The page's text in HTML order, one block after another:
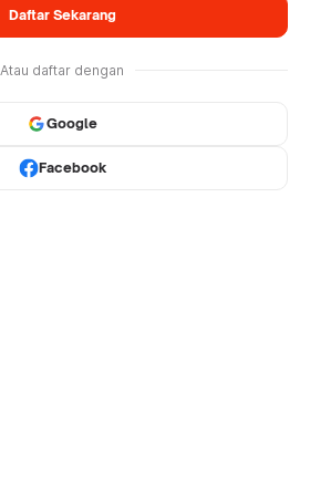
Daftar Sekarang
Atau daftar dengan
Google
Facebook